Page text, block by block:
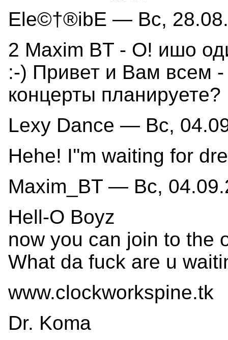
Ele©†®ibE — Вс,
2 Maxim BT - О! ишо
:-) Привет и Вам всем -
концерты планируете?
Lexy Dance — Вс,
Hehe! I''m waiting for
Maxim_BT — Вс,
Hell-O Boyz
now you can join to the
What da fuck are u
www.clockworkspine.tk
Dr. Koma